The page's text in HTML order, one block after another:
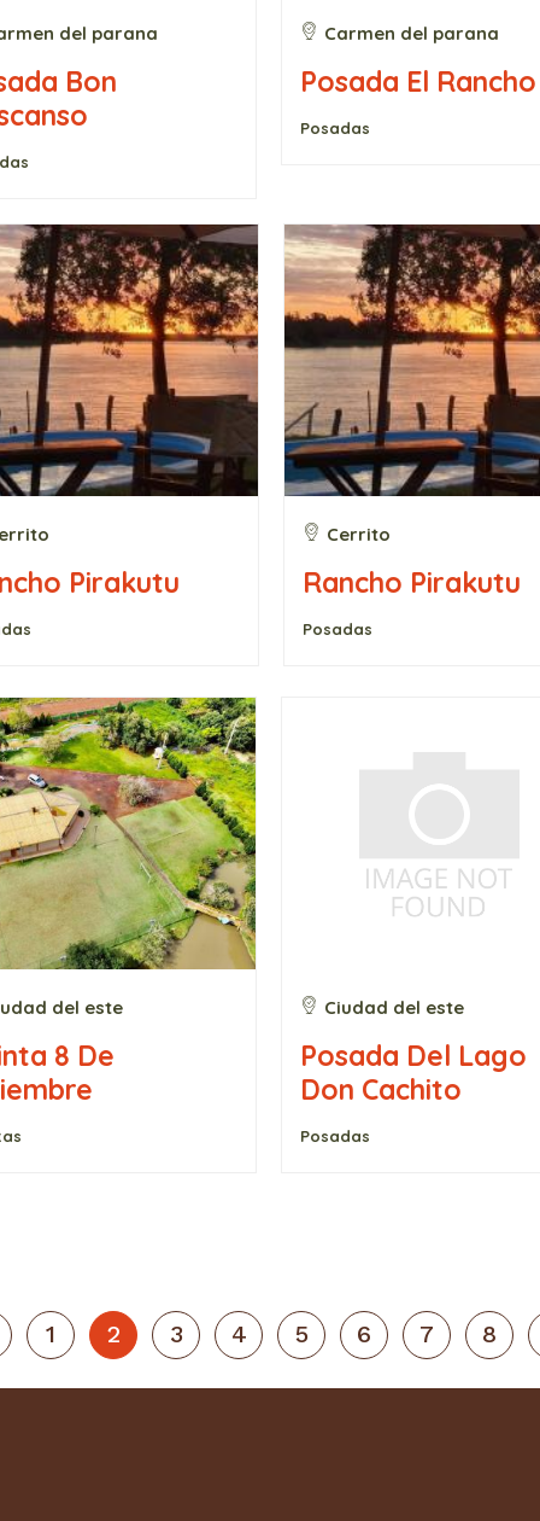
del parana
Bon
Carmen del parana
Posada El Rancho
Posadas
Pirakutu
Cerrito
Rancho Pirakutu
Posadas
del este
8 De
Ciudad del este
Posada Del Lago
Don Cachito
Posadas
1 2 3 4 5 6 7 8